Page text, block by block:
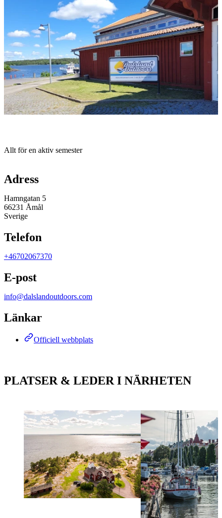
Beskrivning
Allt för en aktiv semester
Adress
Hamngatan 5
66231 Åmål
Sverige
Telefon
+46702067370
E-post
info@dalslandoutdoors.com
Länkar
Officiell webbplats
PLATSER & LEDER I NÄRHETEN